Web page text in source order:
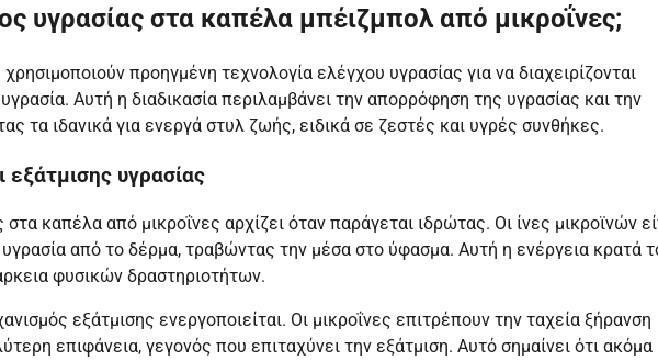
υγρασίας στα καπέλα μπέιζμπολ από μικροΐνες;
προηγμένη τεχνολογία ελέγχου υγρασίας για να διαχειρίζονται
Αυτή η διαδικασία περιλαμβάνει την απορρόφηση της υγρασίας και την
τα ιδανικά για ενεργά στυλ ζωής, ειδικά σε ζεστές και υγρές συνθήκες.
υγρασίας
καπέλα από μικροΐνες αρχίζει όταν παράγεται ιδρώτας. Οι ίνες μικροϊνών
από το δέρμα, τραβώντας την μέσα στο ύφασμα. Αυτή η ενέργεια κρατά
φυσικών δραστηριοτήτων.
εξάτμισης ενεργοποιείται. Οι μικροΐνες επιτρέπουν την ταχεία ξήρανση
επιφάνεια, γεγονός που επιταχύνει την εξάτμιση. Αυτό σημαίνει ότι ακόμα